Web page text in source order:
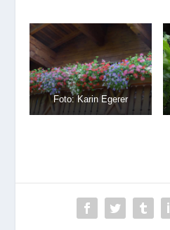
Foto: Karin Egerer